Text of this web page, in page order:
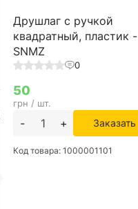
Друшлаг с ручкой
квадратный, пластик -
SNMZ
0
50
грн / шт.
- + Заказать
Код товара: 1000001101